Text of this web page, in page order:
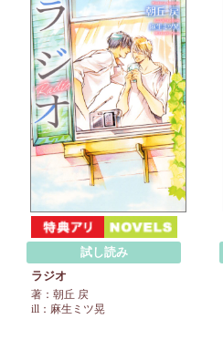
試し読み
ラジオ
著：朝丘 戻
ill：麻生ミツ晃